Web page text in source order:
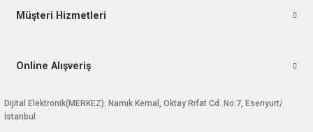
Müşteri Hizmetleri
Online Alışveriş
Dijital Elektronik(MERKEZ): Namık Kemal, Oktay Rıfat Cd. No:7, Esenyurt/
İstanbul